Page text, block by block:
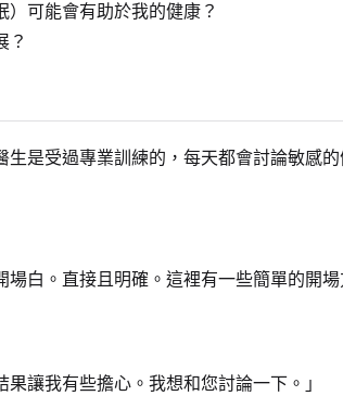
可能會有助於我的健康？
？
是受過專業訓練的，每天都會討論敏感
白。直接且明確。這裡有一些簡單的開場
讓我有些擔心。我想和您討論一下。」